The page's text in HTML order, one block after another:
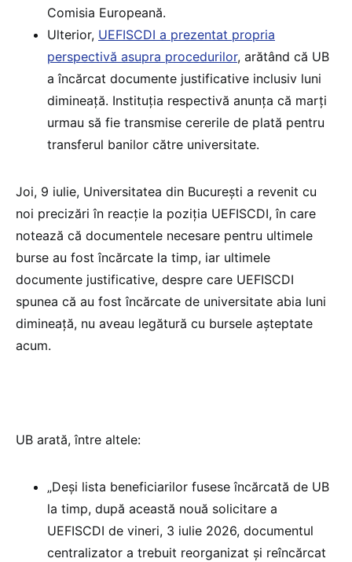
Comisia Europeană.
Ulterior, UEFISCDI a prezentat propria
perspectivă asupra procedurilor, arătând că UB
a încărcat documente justificative inclusiv luni
dimineață. Instituția respectivă anunța că marți
urmau să fie transmise cererile de plată pentru
transferul banilor către universitate.
Joi, 9 iulie, Universitatea din București a revenit cu
noi precizări în reacție la poziția UEFISCDI, în care
notează că documentele necesare pentru ultimele
burse au fost încărcate la timp, iar ultimele
documente justificative, despre care UEFISCDI
spunea că au fost încărcate de universitate abia luni
dimineață, nu aveau legătură cu bursele așteptate
acum.
UB arată, între altele:
„Deși lista beneficiarilor fusese încărcată de UB
la timp, după această nouă solicitare a
UEFISCDI de vineri, 3 iulie 2026, documentul
centralizator a trebuit reorganizat și reîncărcat